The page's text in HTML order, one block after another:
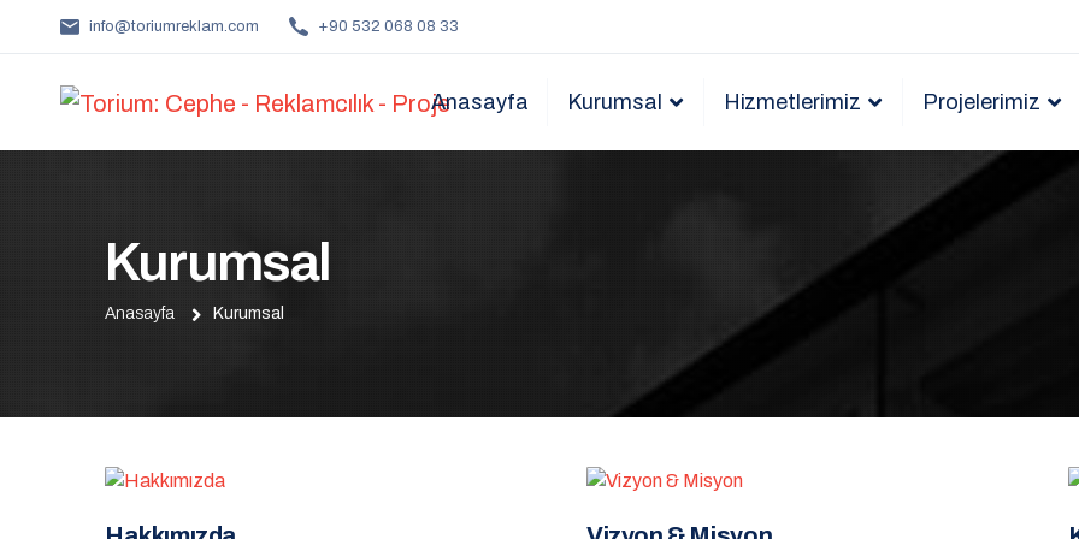
info@toriumreklam.com +90 532 068 08 33
Anasayfa Kurumsal Hizmetlerimiz Projelerimiz
Kurumsal
Anasayfa Kurumsal